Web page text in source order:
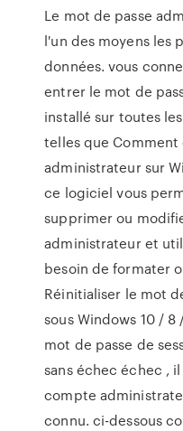
Le mot de passe
l'un des moyens les
données. vous
entrer le mot de
installé sur toutes
telles que Comment
administrateur sur
ce logiciel vous
supprimer ou
administrateur et
besoin de formater
Réinitialiser le mot
sous Windows 10 /
mot de passe de
sans échec échec ,
compte
connu. ci-dessous